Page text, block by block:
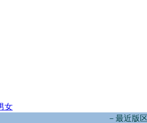
女
－最近版